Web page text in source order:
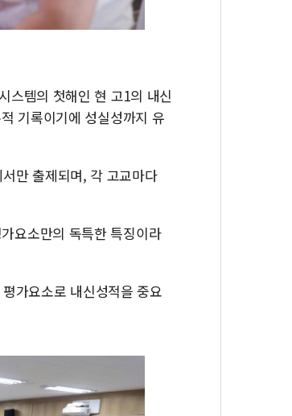
스템의 첫해인 현 고1의 내신
기록이기에 성실성까지 유
만 출제되며, 각 고교마다
요소만의 독특한 특징이라
가요소로 내신성적을 중요